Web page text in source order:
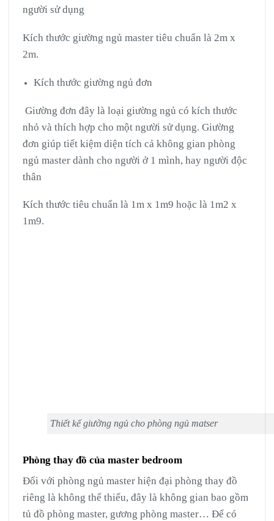
người sử dụng
Kích thước giường ngủ master tiêu chuẩn là 2m x
2m.
Kích thước giường ngủ đơn
Giường đơn đây là loại giường ngủ có kích thước
nhỏ và thích hợp cho một người sử dụng. Giường
đơn giúp tiết kiệm diện tích cả không gian phòng
ngủ master dành cho người ở 1 mình, hay người độc
thân
Kích thước tiêu chuẩn là 1m x 1m9 hoặc là 1m2 x
1m9.
Thiết kế giường ngủ cho phòng ngủ matser
Phòng thay đồ của master bedroom
Đối với phòng ngủ master hiện đại phòng thay đồ
riêng là không thể thiếu, đây là không gian bao gồm
tủ đồ phòng master, gương phòng master… Để có